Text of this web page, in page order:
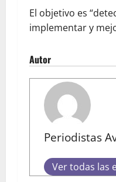
El objetivo es
implementar y
Autor
Periodistas
Ver todas las